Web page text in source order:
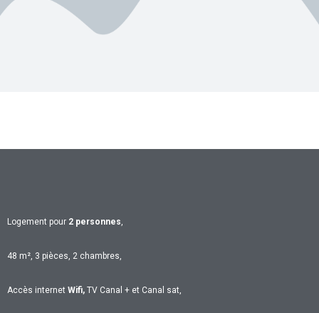
Logement pour 2 personnes
48 m², 3 pièces, 2 chambres,
Accès internet Wifi, TV Canal + et Canal sat,